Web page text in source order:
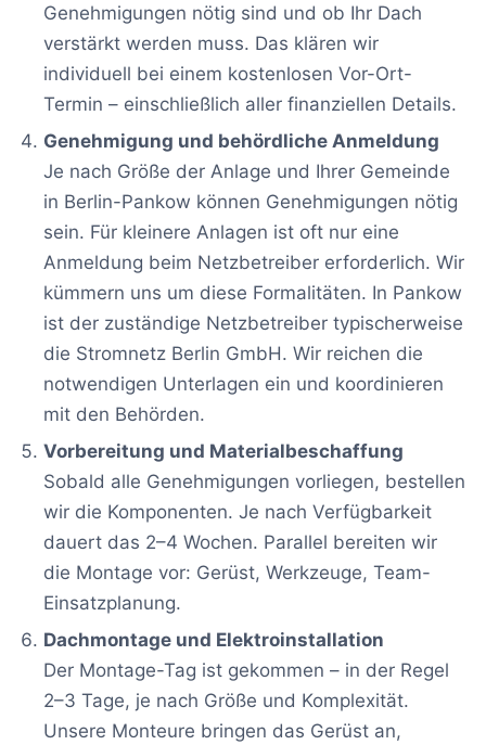
Genehmigungen nötig sind und ob Ihr Dach
verstärkt werden muss. Das klären wir
individuell bei einem kostenlosen Vor-Ort-
Termin – einschließlich aller finanziellen Details.
Genehmigung und behördliche Anmeldung
Je nach Größe der Anlage und Ihrer Gemeinde
in Berlin-Pankow können Genehmigungen nötig
sein. Für kleinere Anlagen ist oft nur eine
Anmeldung beim Netzbetreiber erforderlich. Wir
kümmern uns um diese Formalitäten. In Pankow
ist der zuständige Netzbetreiber typischerweise
die Stromnetz Berlin GmbH. Wir reichen die
notwendigen Unterlagen ein und koordinieren
mit den Behörden.
Vorbereitung und Materialbeschaffung
Sobald alle Genehmigungen vorliegen, bestellen
wir die Komponenten. Je nach Verfügbarkeit
dauert das 2–4 Wochen. Parallel bereiten wir
die Montage vor: Gerüst, Werkzeuge, Team-
Einsatzplanung.
Dachmontage und Elektroinstallation
Der Montage-Tag ist gekommen – in der Regel
2–3 Tage, je nach Größe und Komplexität.
Unsere Monteure bringen das Gerüst an,